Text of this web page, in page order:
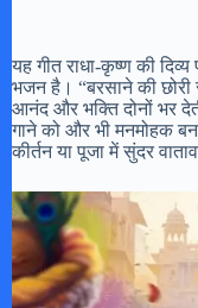
यह गीत राधा-कृष्ण की दिव्य
भजन है। “बरसाने की छोरी
आनंद और भक्ति दोनों भर
गाने को और भी मनमोहक
कीर्तन या पूजा में सुंदर